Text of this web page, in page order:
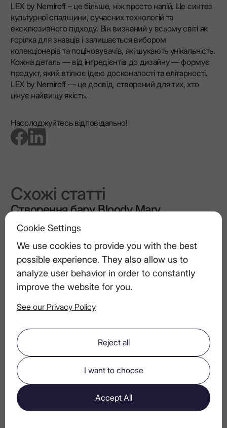
Cookie Settings
We use cookies to provide you with the best
possible experience. They also allow us to
analyze user behavior in order to constantly
improve the website for you.
See our Privacy Policy
Reject all
I want to choose
Accept All
LEX by Nemiroff – це більше, ніж просто напій. Це синтез
культурної спадщини, сучасних технологій та
ексклюзивного підходу. Він визнаний у всьому світі як
горілка для знавців і залишається вибором
колекціонерів та поціновувачів, які шукають унікальність.
Кожна деталь — від інгредієнтів до дизайну — формує
продукт, який втілює ідею досконалості та елітарності.
LEX by Nemiroff — це досвід, створений для тих, хто
цінує найвищу якість.
Насолоджуйтесь відповідально!
go to facebook page go to linkedin page
Схожі статті
Створення бару Bloody Mary
Найкращі літні коктейлі з горілкою для
пляжу та басейну
Особливості LEX by Nemiroff: що
робить цю горілку особливою
Чи є горілка найбільш дієтичним
алкогольним напоєм? Поради для
свідомого споживача
Роль фільтрації у створенні